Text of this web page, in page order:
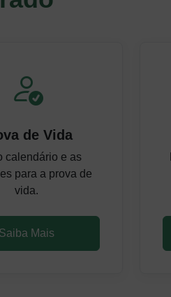
de Vida
calendário e as
para a prova de
vida.
Saiba Mais